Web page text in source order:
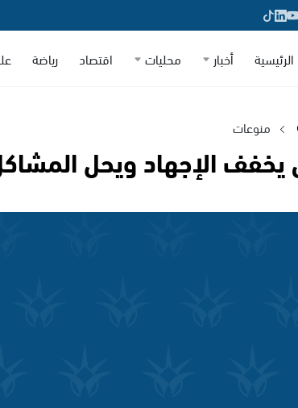
الرئيسية أخبار محليات اقتصاد رياضة
منوعات
الإجهاد ويحل